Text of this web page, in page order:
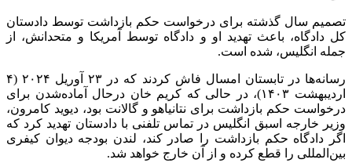
تصمیم سال گذشته برای درخواست حکم بازداشت توسط دادستان
کل دادگاه، باعث تهدید او و دادگاه توسط آمریکا و متحدانش، از
جمله انگلیس، شده است.
رسانه‌ها در تابستان امسال فاش کردند که در ۲۳ آوریل ۲۰۲۴ (۴
اردیبهشت ۱۴۰۳)، در حالی که کریم خان درحال آماده‌شدن برای
درخواست حکم بازداشت برای نتانیاهو و گالانت بود، دیوید کامرون،
وزیر خارجه اسبق انگلیس در تماس تلفنی با دادستان تهدید کرد که
اگر دادگاه حکم بازداشت را صادر کند، لندن بودجه دیوان کیفری
بین‌المللی را قطع کرده و از آن خارج خواهد شد.